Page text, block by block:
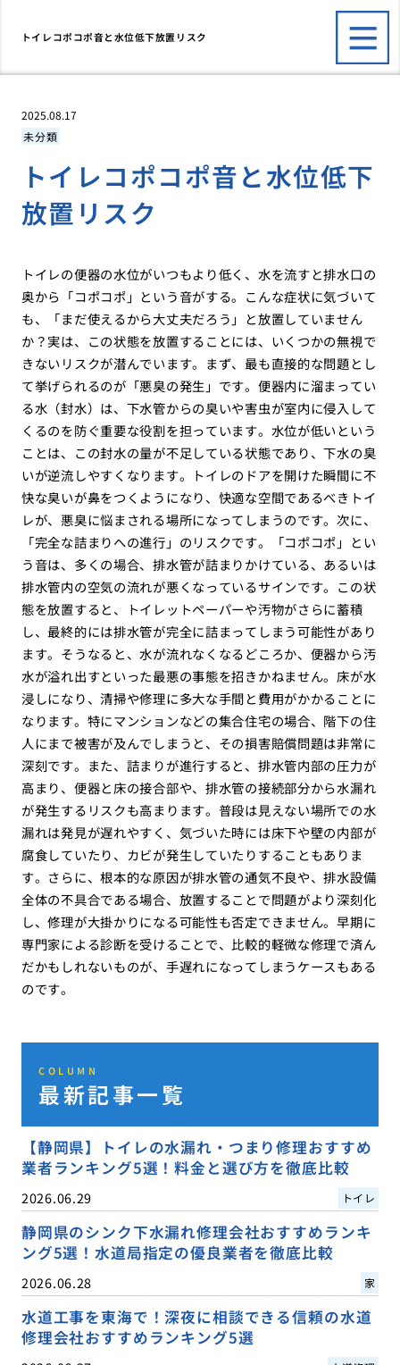
トイレコポコポ音と水位低下放置リスク
2025.08.17
未分類
トイレコポコポ音と水位低下
放置リスク
トイレの便器の水位がいつもより低く、水を流すと排水口の
奥から「コポコポ」という音がする。こんな症状に気づいて
も、「まだ使えるから大丈夫だろう」と放置していません
か？実は、この状態を放置することには、いくつかの無視で
きないリスクが潜んでいます。まず、最も直接的な問題とし
て挙げられるのが「悪臭の発生」です。便器内に溜まってい
る水（封水）は、下水管からの臭いや害虫が室内に侵入して
くるのを防ぐ重要な役割を担っています。水位が低いという
ことは、この封水の量が不足している状態であり、下水の臭
いが逆流しやすくなります。トイレのドアを開けた瞬間に不
快な臭いが鼻をつくようになり、快適な空間であるべきトイ
レが、悪臭に悩まされる場所になってしまうのです。次に、
「完全な詰まりへの進行」のリスクです。「コポコポ」とい
う音は、多くの場合、排水管が詰まりかけている、あるいは
排水管内の空気の流れが悪くなっているサインです。この状
態を放置すると、トイレットペーパーや汚物がさらに蓄積
し、最終的には排水管が完全に詰まってしまう可能性があり
ます。そうなると、水が流れなくなるどころか、便器から汚
水が溢れ出すといった最悪の事態を招きかねません。床が水
浸しになり、清掃や修理に多大な手間と費用がかかることに
なります。特にマンションなどの集合住宅の場合、階下の住
人にまで被害が及んでしまうと、その損害賠償問題は非常に
深刻です。また、詰まりが進行すると、排水管内部の圧力が
高まり、便器と床の接合部や、排水管の接続部分から水漏れ
が発生するリスクも高まります。普段は見えない場所での水
漏れは発見が遅れやすく、気づいた時には床下や壁の内部が
腐食していたり、カビが発生していたりすることもありま
す。さらに、根本的な原因が排水管の通気不良や、排水設備
全体の不具合である場合、放置することで問題がより深刻化
し、修理が大掛かりになる可能性も否定できません。早期に
専門家による診断を受けることで、比較的軽微な修理で済ん
だかもしれないものが、手遅れになってしまうケースもある
のです。
COLUMN
最新記事一覧
【静岡県】トイレの水漏れ・つまり修理おすすめ
業者ランキング5選！料金と選び方を徹底比較
2026.06.29 トイレ
静岡県のシンク下水漏れ修理会社おすすめランキ
ング5選！水道局指定の優良業者を徹底比較
2026.06.28 家
水道工事を東海で！深夜に相談できる信頼の水道
修理会社おすすめランキング5選